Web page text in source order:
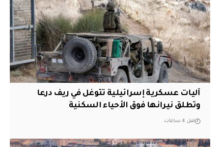
آليات عسكرية إسرائيلية تتوغل في ريف درعا
وتطلق نيرانها فوق الأحياء السكنية
قبل 4 ساعات